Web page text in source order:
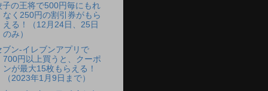
子の王将で500円毎にもれ
なく250円の割引券がもら
える！（12月24日、25日
のみ）
ブン‐イレブンアプリで
700円以上買うと、クーポ
ンが最大15枚もらえる！
（2023年1月9日まで）